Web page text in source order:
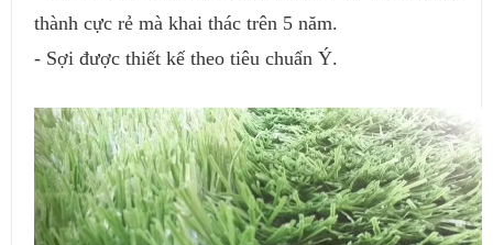
thành cực rẻ mà khai thác trên 5 năm.
- Sợi được thiết kế theo tiêu chuẩn Ý.